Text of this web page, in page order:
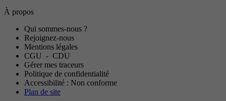
À propos
Qui sommes-nous ?
Rejoignez-nous
Mentions légales
CGU - CDU
Gérer mes traceurs
Politique de confidentialité
Accessibilité : Non conforme
Plan de site